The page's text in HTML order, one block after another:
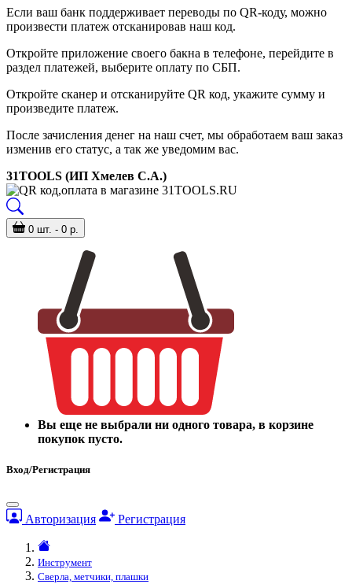
Если ваш банк поддерживает переводы по QR-коду, можно
произвести платеж отсканировав наш код.
Откройте приложение своего бакна в телефоне, перейдите в
раздел платежей, выберите оплату по СБП.
Откройте сканер и отсканируйте QR код, укажите сумму и
произведите платеж.
После зачисления денег на наш счет, мы обработаем ваш заказ
изменив его статус, а так же уведомим вас.
31TOOLS (ИП Хмелев С.А.)
0 шт. - 0 р.
Вы еще не выбрали ни одного товара, в корзине
покупок пусто.
Вход/Регистрация
Авторизация Регистрация
Инструмент
Сверла, метчики, плашки